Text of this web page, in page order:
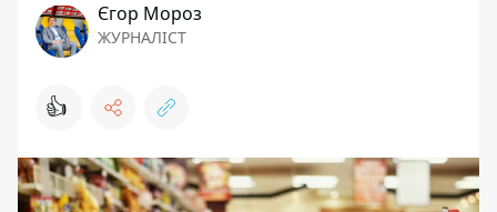
Єгор Мороз
ЖУРНАЛІСТ
👍